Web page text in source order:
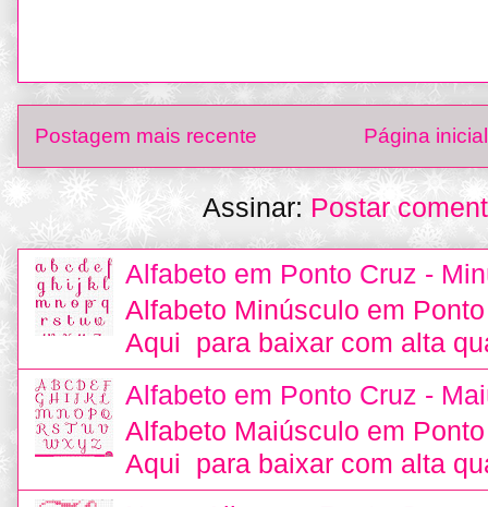
Postagem mais recente Página inicial
Assinar: Postar
Alfabeto em Ponto Cruz -
Alfabeto Minúsculo em
Aqui para baixar com alta
Alfabeto em Ponto Cruz -
Alfabeto Maiúsculo em
Aqui para baixar com alta